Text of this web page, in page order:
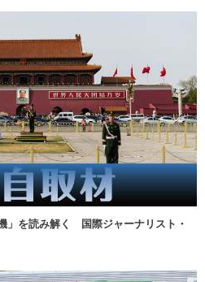
」を読み解く 国際ジャーナリスト・